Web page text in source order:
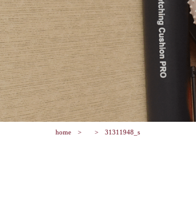
home 31311948_s